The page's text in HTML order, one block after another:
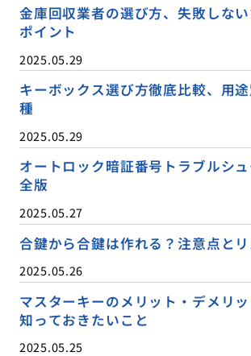
金庫回収業者の選び方、失敗しな
ポイント
2025.05.29
キーボックス選び方徹底比較、用
種
2025.05.29
オートロック暗証番号トラブルシ
全版
2025.05.27
合鍵から合鍵は作れる？注意点と
2025.05.26
マスターキーのメリット・デメリ
知っておきたいこと
2025.05.25